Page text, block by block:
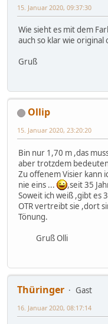
15. Januar 2020, 09:37:30
Wie sieht es mit dem
auch so klar wie
Gruß
Ollip
15. Januar 2020, 23:20:20
Bin nur 1,70 m ,das
aber trotzdem
Zu offenem Visier kann
nie eins ...
,seit 35
Soweit ich weiß ,gibt es
OTR vertreibt sie ,dort
Tönung.
Gruß Olli
Thüringer
Gast
16. Januar 2020, 08:17:14